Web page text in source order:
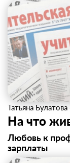
Татьяна Булатова
На что
Любовь к
зарплаты